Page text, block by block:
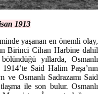
1913
yaşanan en önemli olay,
Birinci Cihan Harbine dahil
yıllarda, Osmanlı
Said Halim Paşa’nın
ve Osmanlı Sadrazamı Said
ile son bulur. Osmanlı